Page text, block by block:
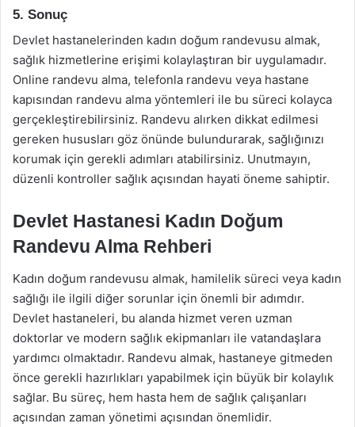
5. Sonuç
Devlet hastanelerinden kadın doğum randevusu almak,
sağlık hizmetlerine erişimi kolaylaştıran bir uygulamadır.
Online randevu alma, telefonla randevu veya hastane
kapısından randevu alma yöntemleri ile bu süreci kolayca
gerçekleştirebilirsiniz. Randevu alırken dikkat edilmesi
gereken hususları göz önünde bulundurarak, sağlığınızı
korumak için gerekli adımları atabilirsiniz. Unutmayın,
düzenli kontroller sağlık açısından hayati öneme sahiptir.
Devlet Hastanesi Kadın Doğum
Randevu Alma Rehberi
Kadın doğum randevusu almak, hamilelik süreci veya kadın
sağlığı ile ilgili diğer sorunlar için önemli bir adımdır.
Devlet hastaneleri, bu alanda hizmet veren uzman
doktorlar ve modern sağlık ekipmanları ile vatandaşlara
yardımcı olmaktadır. Randevu almak, hastaneye gitmeden
önce gerekli hazırlıkları yapabilmek için büyük bir kolaylık
sağlar. Bu süreç, hem hasta hem de sağlık çalışanları
açısından zaman yönetimi açısından önemlidir.